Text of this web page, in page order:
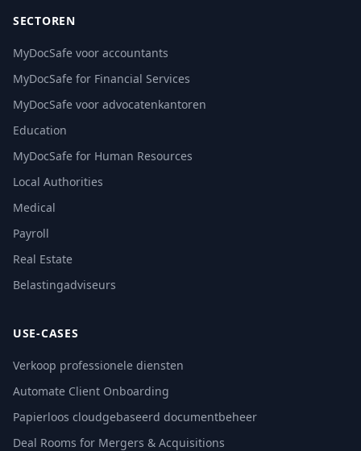
SECTOREN
MyDocSafe voor accountants
MyDocSafe for Financial Services
MyDocSafe voor advocatenkantoren
Education
MyDocSafe for Human Resources
Local Authorities
Medical
Payroll
Real Estate
Belastingadviseurs
USE-CASES
Verkoop professionele diensten
Automate Client Onboarding
Papierloos cloudgebaseerd documentbeheer
Deal Rooms for Mergers & Acquisitions